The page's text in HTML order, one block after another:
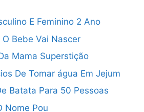
E Feminino 2 Ano
Bebe Vai Nascer
Mama Superstição
De Tomar água Em Jejum
Batata Para 50 Pessoas
Nome Pou